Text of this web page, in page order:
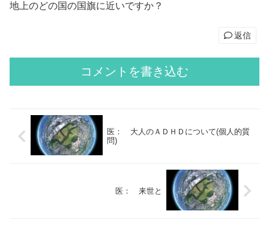
地上のどの国の国旗に近いですか？
返信
コメントを書き込む
医： 大人のＡＤＨＤについて(個人的質
問)
医： 来世と